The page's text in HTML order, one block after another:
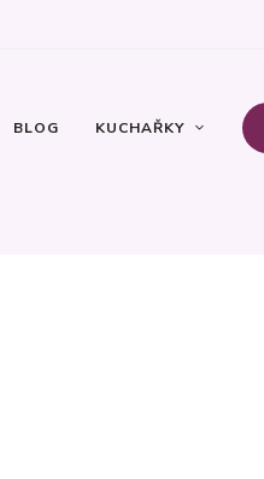
BLOG KUCHAŘKY